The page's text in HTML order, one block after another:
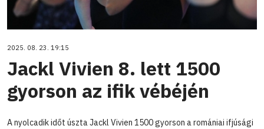
2025. 08. 23. 19:15
Jackl Vivien 8. lett 1500
gyorson az ifik vébéjén
A nyolcadik időt úszta Jackl Vivien 1500 gyorson a romániai ifjúsági